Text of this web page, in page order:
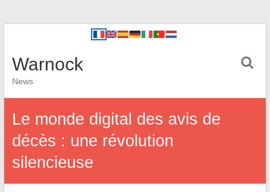
Warnock
News
Le monde digital des avis de
décès : une révolution
silencieuse